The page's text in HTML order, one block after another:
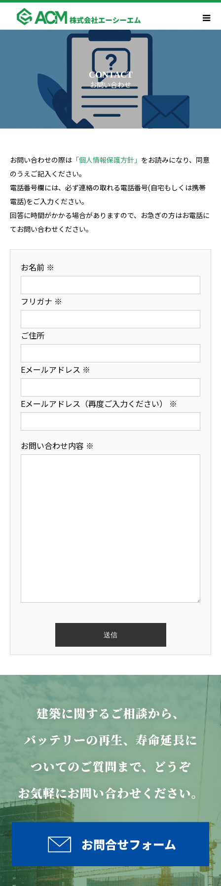
CONTACT
お問い合わせ
お問い合わせの際は 「個人情報保護方針」 をお読みになり、同意
のうえご記入ください。
電話番号欄には、必ず連絡の取れる電話番号(自宅もしくは携帯
電話)をご入力ください。
回答に時間がかかる場合がありますので、お急ぎの方はお電話に
てお問い合わせください。
お名前 ※
フリガナ ※
ご住所
Eメールアドレス ※
Eメールアドレス（再度ご入力ください） ※
お問い合わせ内容 ※